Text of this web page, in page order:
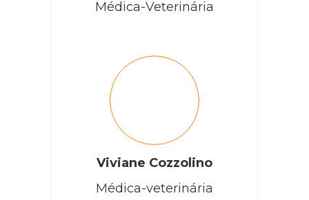
Médica-Veterinária
Viviane Cozzolino
Médica-veterinária